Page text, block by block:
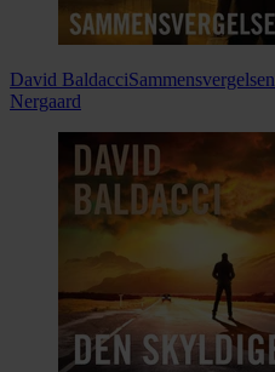
David BaldacciSammensvergelsen
Nergaard